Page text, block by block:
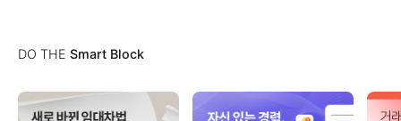
DO THE Smart Block